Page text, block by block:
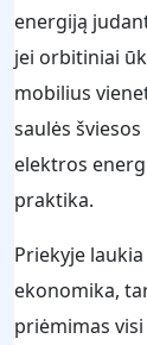
energiją
jei orbitiniai
mobilius
saulės
elektros
praktika.
Priekyje
ekonomika,
priėmimas